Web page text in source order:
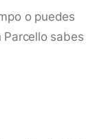
o puedes
Parcello sabes